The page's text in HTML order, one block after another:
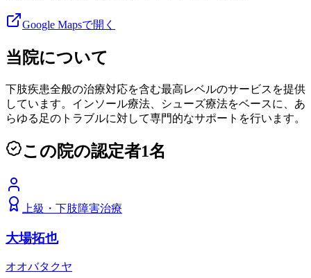
Google Mapsで開く
当院について
下肢疾患全般の治療対応を含む最高レベルのサービスを提供
しています。インソール療法、シューズ療法をベースに、あ
らゆる足のトラブルに対して専門的なサポートを行います。
この院の認定者1名
上級 ・ 下肢障害治療
大場拓也
オオバタクヤ